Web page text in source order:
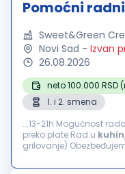
Pomoćni
Sweet&Green
Novi Sad - Izvan
26.08.2026
neto 100.000 RSD
1. i 2. smena
...13-21h Mogućnost
preko plate Rad u
grilovanje) Obezbeđujemo po zakonu: Obaveznu redovnu